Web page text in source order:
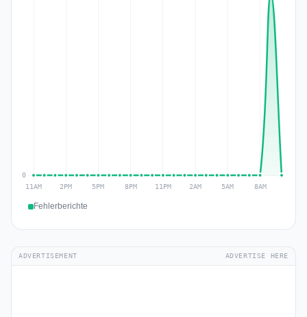
Fehlerberichte
ADVERTISEMENT ADVERTISE HERE